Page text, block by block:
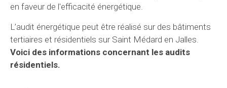
en faveur de l'efficacité énergétique.
L’audit énergétique peut être réalisé sur des bâtiments
tertiaires et résidentiels sur Saint Médard en Jalles.
Voici des informations concernant les audits
résidentiels.